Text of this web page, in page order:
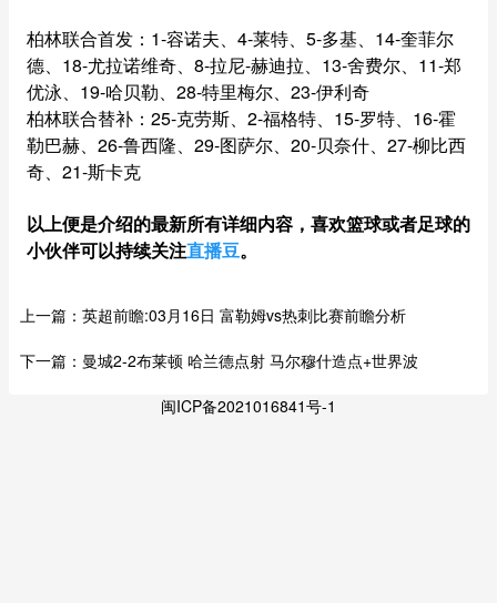
柏林联合首发：1-容诺夫、4-莱特、5-多基、14-奎菲尔
德、18-尤拉诺维奇、8-拉尼-赫迪拉、13-舍费尔、11-郑
优泳、19-哈贝勒、28-特里梅尔、23-伊利奇
柏林联合替补：25-克劳斯、2-福格特、15-罗特、16-霍
勒巴赫、26-鲁西隆、29-图萨尔、20-贝奈什、27-柳比西
奇、21-斯卡克
以上便是介绍的最新所有详细内容，喜欢篮球或者足球的
小伙伴可以持续关注直播豆。
上一篇： 英超前瞻:03月16日 富勒姆vs热刺比赛前瞻分析
下一篇： 曼城2-2布莱顿 哈兰德点射 马尔穆什造点+世界波
闽ICP备2021016841号-1